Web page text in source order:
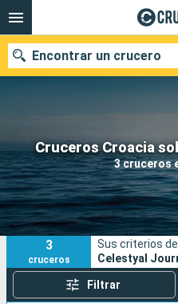
Cruceros Croacia
3 cruceros
Encontrar un crucero
Nuestros destinos
Fecha de salida
Puertos
3
cruceros
Sus criterios
Celestyal
Filtrar